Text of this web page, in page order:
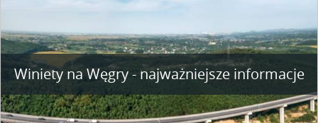
Winiety na Węgry - najważniejsze informacje